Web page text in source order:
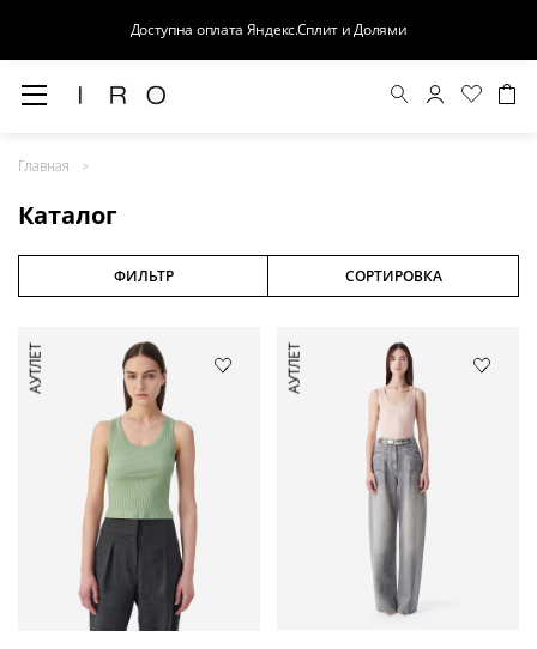
Доступна оплата Яндекс.Сплит и Долями
Главная
Каталог
Кожа
Обувь и Аксессуары
ФИЛЬТР СОРТИРОВКА
АУТЛЕТ АУТЛЕТ